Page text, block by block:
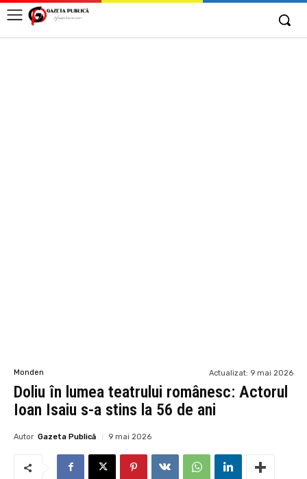
Monden Actualizat: 9 mai 2026
Doliu în lumea teatrului românesc: Actorul
Ioan Isaiu s-a stins la 56 de ani
Autor Gazeta Publică 9 mai 2026